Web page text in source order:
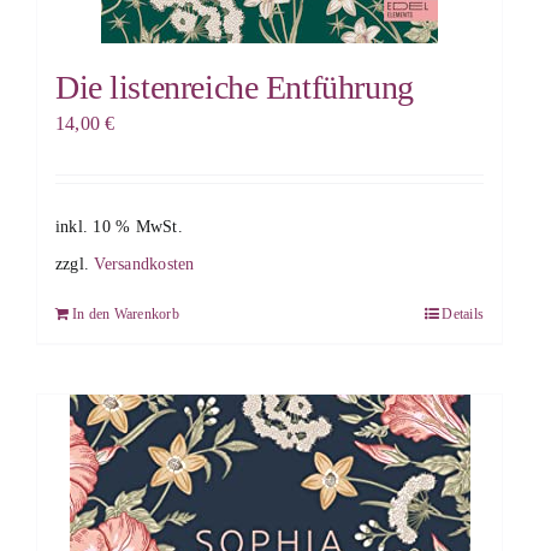
Die listenreiche Entführung
14,00€
inkl. 10 % MwSt.
zzgl.Versandkosten
In den Warenkorb Details